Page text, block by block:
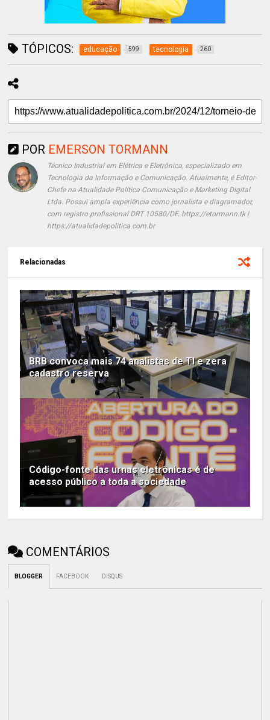
TÓPICOS: educação 599 tecnologia 260
POR EMERSON TORMANN
Técnico Industrial em Elétrica e Eletrônica, especializado em
Tecnologia da Informação e Comunicação. Atualmente, é Editor-
Chefe na Atualidade Política Comunicação e Marketing Digital
Ltda. Possui ampla experiência como jornalista e diagramador,
com registro profissional DRT 10580/DF. https://etormann.tk |
https://atualidadepolitica.com.br
Relacionadas
BRB convoca mais 74 analistas de TI e zera
cadastro reserva
Código-fonte das urnas eletrônicas é de
acesso público a toda a sociedade
COMENTÁRIOS
BLOGGER FACEBOOK DISQUS